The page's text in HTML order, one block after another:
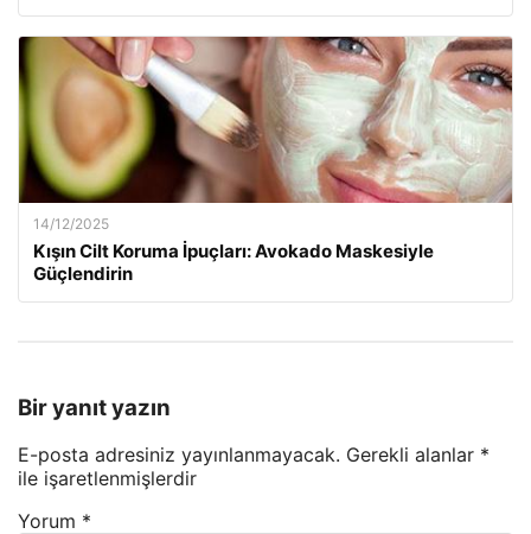
14/12/2025
Kışın Cilt Koruma İpuçları: Avokado Maskesiyle
Güçlendirin
Bir yanıt yazın
E-posta adresiniz yayınlanmayacak. Gerekli alanlar *
ile işaretlenmişlerdir
Yorum *